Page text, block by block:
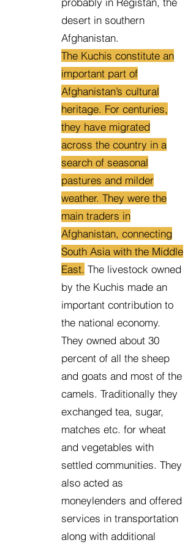
desert in southern
Afghanistan.
The Kuchis constitute an
important part of
Afghanistan’s cultural
heritage. For centuries,
they have migrated
across the country in a
search of seasonal
pastures and milder
weather. They were the
main traders in
Afghanistan, connecting
South Asia with the Middle
East. The livestock owned
by the Kuchis made an
important contribution to
the national economy.
They owned about 30
percent of all the sheep
and goats and most of the
camels. Traditionally they
exchanged tea, sugar,
matches etc. for wheat
and vegetables with
settled communities. They
also acted as
moneylenders and offered
services in transportation
along with additional